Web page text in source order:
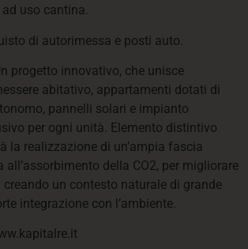
ad uso cantina.
di autorimessa e posti auto.
progetto innovativo, che unisce
abitativo, appartamenti dotati di
pannelli solari e impianto
per ogni unità. Elemento distintivo
la realizzazione di un’ampia fascia
all’assorbimento della CO2, per migliorare
creando un contesto naturale di grande
integrazione con l’ambiente.